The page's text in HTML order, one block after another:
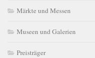
Märkte und Messen
Museen und Galerien
Preisträger